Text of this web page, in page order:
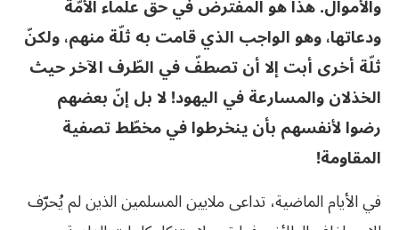
والأموال. هذا هو المفترض في حقّ علماء الأمّة
ودعاتها، وهو الواجب الذي قامت به ثلّة منهم، ولكنّ
ثلّة أخرى أبت إلا أن تصطفّ في الطّرف الآخر حيث
الخذلان والمسارعة في اليهود! لا بل إنّ بعضهم
رضوا لأنفسهم بأن ينخرطوا في مخطّط تصفية
المقاومة!
في الأيام الماضية، تداعى ملايين المسلمين الذين لم يُحرّف